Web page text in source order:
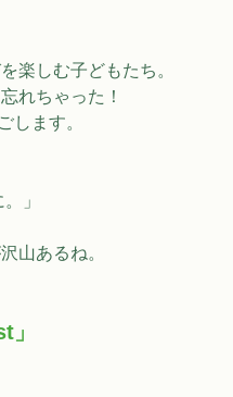
楽しむ子どもたち。
れちゃった！
します。
」
山あるね。